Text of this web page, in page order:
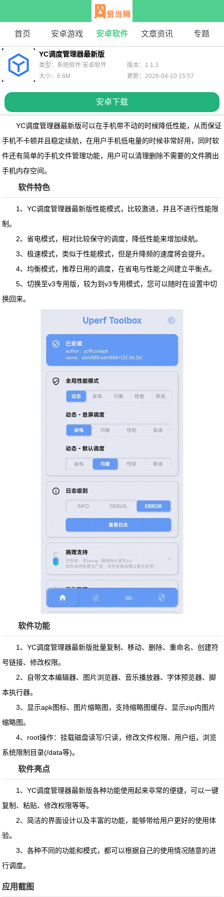
首页 安卓游戏 安卓软件 文章资讯 专题
YC调度管理器最新版
安卓下载
类型：系统软件 安卓软件
版本：1.1.3
大小：6.6M
更新：2026-04-10 15:57
YC调度管理器最新版可以在手机带不动的时候降低性能，从而保证
手机不卡顿并且稳定续航，在用户手机低电量的时候非常好用，同时软
件还有简单的手机文件管理功能，用户可以清理删除不需要的文件腾出
手机内存空间。
软件特色
1、YC调度管理器最新版性能模式，比较激进，并且不进行性能限
制。
2、省电模式，相对比较保守的调度，降低性能来增加续航。
3、极速模式，类似于性能模式，但是升降频的速度将会提升。
4、均衡模式，推荐日用的调度，在省电与性能之间建立平衡点。
5、切换至v3专用版，较为到v3专用模式，您可以随时在设置中切
换回来。
软件功能
1、YC调度管理器最新版批量复制、移动、删除、重命名、创建符
号链接、修改权限。
2、自带文本编辑器、图片浏览器、音乐播放器、字体预览器、脚
本执行器。
3、显示apk图标、图片缩略图，支持缩略图缓存、显示zip内图片
缩略图。
4、root操作：挂载磁盘读写/只读，修改文件权限、用户组，浏览
系统限制目录(/data等)。
软件亮点
1、YC调度管理器最新版各种功能使用起来非常的便捷，可以一键
复制、粘贴、修改权限等等。
2、简洁的界面设计以及丰富的功能，能够带给用户更好的使用体
验。
3、各种不同的功能和模式，都可以根据自己的使用情况随意的进
行调度。
应用截图